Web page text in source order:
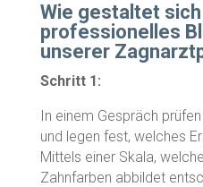
Wie gestaltet
professionelles
unserer
Schritt 1:
In einem Gespräch
und legen fest, welches
Mittels einer Skala,
Zahnfarben abbildet